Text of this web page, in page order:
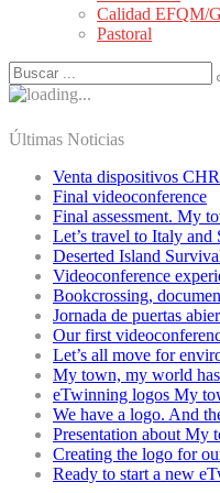
Calidad EFQM/
Pastoral
Últimas Noticias
Venta dispositivos
Final videoconference
Final assessment. My
Let’s travel to Italy and
Deserted Island
Videoconference
Bookcrossing,
Jornada de puertas
Our first
Let’s all move for
My town, my world
eTwinning logos My
We have a logo. And
Presentation about My
Creating the logo for
Ready to start a new